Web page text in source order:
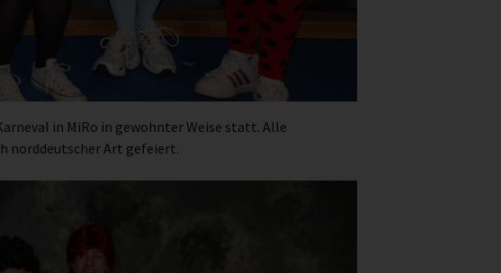
in MiRo in gewohnter Weise statt. Alle
norddeutscher Art gefeiert.